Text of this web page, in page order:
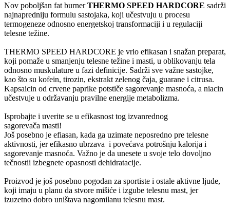
Nov poboljšan fat burnerTHERMO SPEED HARDCORE sadrži
najnapredniju formulu sastojaka, koji učestvuju u procesu
termogeneze odnosno energetskoj transformaciji i u regulaciji
telesne težine.
THERMO SPEED HARDCORE je vrlo efikasan i snažan preparat,
koji pomaže u smanjenju telesne težine i masti, u oblikovanju tela
odnosno muskulature u fazi definicije. Sadrži sve važne sastojke,
kao što su kofein, tirozin, ekstrakt zelenog čaja, guarane i citrusa.
Kapsaicin od crvene paprike potstiče sagorevanje masnoća, a niacin
učestvuje u održavanju pravilne energije metabolizma.
Isprobajte i uverite se u efikasnost tog izvanrednog
sagorevača masti!
Još posebno je efiasan, kada ga uzimate neposredno pre telesne
aktivnosti, jer efikasno ubrzava i povećava potrošnju kalorija i
sagorevanje masnoća. Važno je da unesete u svoje telo dovoljno
tečnostii izbegnete opasnosti dehidratacije.
Proizvod je još posebno pogodan za sportiste i ostale aktivne ljude,
koji imaju u planu da stvore mišiće i izgube telesnu mast, jer
izuzetno dobro uništava nagomilanu telesnu mast.